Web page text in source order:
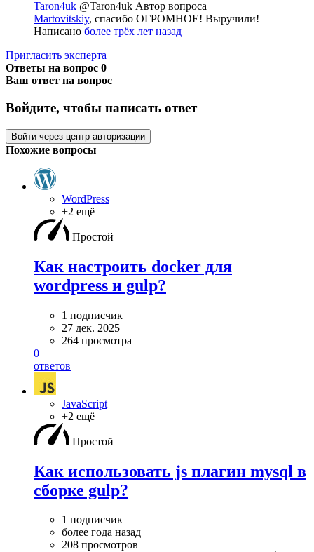
Taron4uk @Taron4uk Автор вопроса
Martovitskiy, спасибо ОГРОМНОЕ! Выручили!
Написано более трёх лет назад
Пригласить эксперта
Ответы на вопрос 0
Ваш ответ на вопрос
Войдите, чтобы написать ответ
Войти через центр авторизации
Похожие вопросы
WordPress
+2 ещё
Простой
Как настроить docker для
wordpress и gulp?
1 подписчик
27 дек. 2025
264 просмотра
0
ответов
JavaScript
+2 ещё
Простой
Как использовать js плагин mysql в
сборке gulp?
1 подписчик
более года назад
208 просмотров